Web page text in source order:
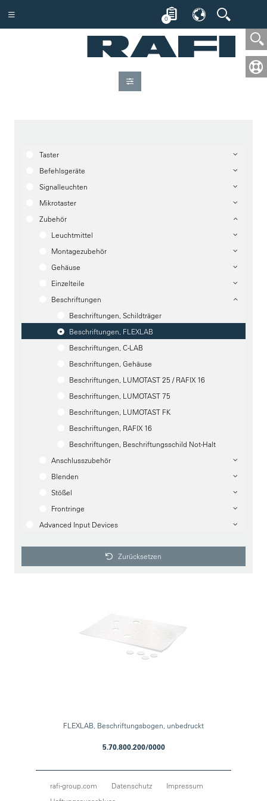
0
Taster
Befehlsgeräte
Signalleuchten
Mikrotaster
Zubehör
Leuchtmittel
Montagezubehör
Gehäuse
Einzelteile
Beschriftungen
Beschriftungen, Schildträger
Beschriftungen, FLEXLAB
Beschriftungen, C-LAB
Beschriftungen, Gehäuse
Beschriftungen, LUMOTAST 25 / RAFIX 16
Beschriftungen, LUMOTAST 75
Beschriftungen, LUMOTAST FK
Beschriftungen, RAFIX 16
Beschriftungen, Beschriftungsschild Not-Halt
Anschlusszubehör
Blenden
Stößel
Frontringe
Advanced Input Devices
Zurücksetzen
FLEXLAB, Beschriftungsbogen, unbedruckt
5.70.800.200/0000
rafi-group.com Datenschutz
Impressum